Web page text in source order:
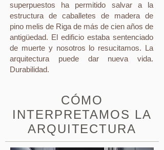
superpuestos ha permitido salvar a la
estructura de caballetes de madera de
pino melis de Riga de más de cien años de
antigüedad. El edificio estaba sentenciado
de muerte y nosotros lo resucitamos. La
arquitectura puede dar nueva vida.
Durabilidad.
CÓMO
INTERPRETAMOS LA
ARQUITECTURA